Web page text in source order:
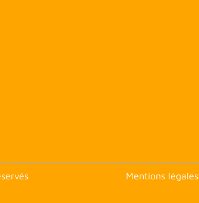
<none>
Mentions légales